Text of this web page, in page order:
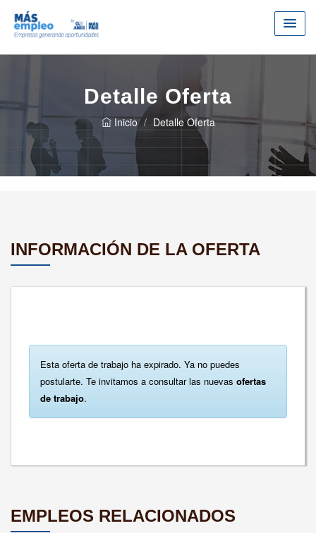
Detalle Oferta
Inicio Detalle Oferta
INFORMACIÓN DE LA OFERTA
Esta oferta de trabajo ha expirado. Ya no puedes
postularte. Te invitamos a consultar las nuevas ofertas
de trabajo.
EMPLEOS RELACIONADOS